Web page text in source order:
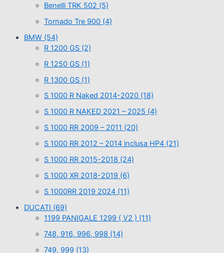
Benelli TRK 502 (5)
Tornado Tre 900 (4)
BMW (54)
R 1200 GS (2)
R 1250 GS (1)
R 1300 GS (1)
S 1000 R Naked 2014-2020 (18)
S 1000 R NAKED 2021 – 2025 (4)
S 1000 RR 2009 – 2011 (20)
S 1000 RR 2012 – 2014 inclusa HP4 (21)
S 1000 RR 2015-2018 (24)
S 1000 XR 2018-2019 (6)
S 1000RR 2019 2024 (11)
DUCATI (69)
1199 PANIGALE 1299 ( V2 ) (11)
748, 916, 996, 998 (14)
749, 999 (13)